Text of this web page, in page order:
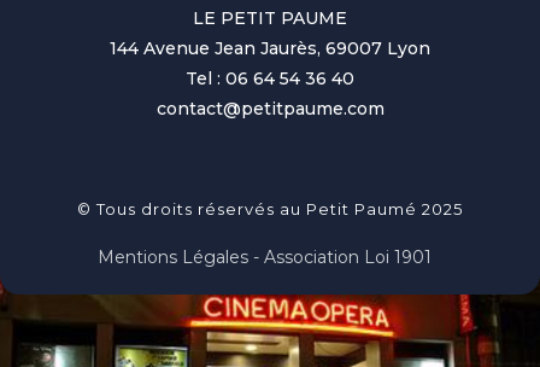
LE PETIT PAUME
144 Avenue Jean Jaurès, 69007 Lyon
Tel : 06 64 54 36 40
contact@petitpaume.com
© Tous droits réservés au Petit Paumé 2025
Mentions Légales - Association Loi 1901